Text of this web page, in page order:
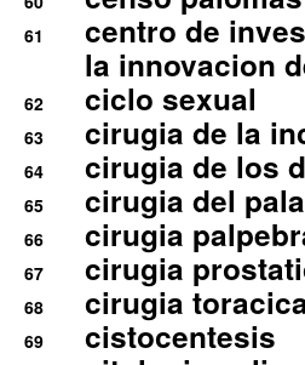
61
centro de
la innovacion
62 ciclo sexual
63 cirugia de la
64 cirugia de los
65 cirugia del
66 cirugia
67 cirugia
68 cirugia
69 cistocentesis